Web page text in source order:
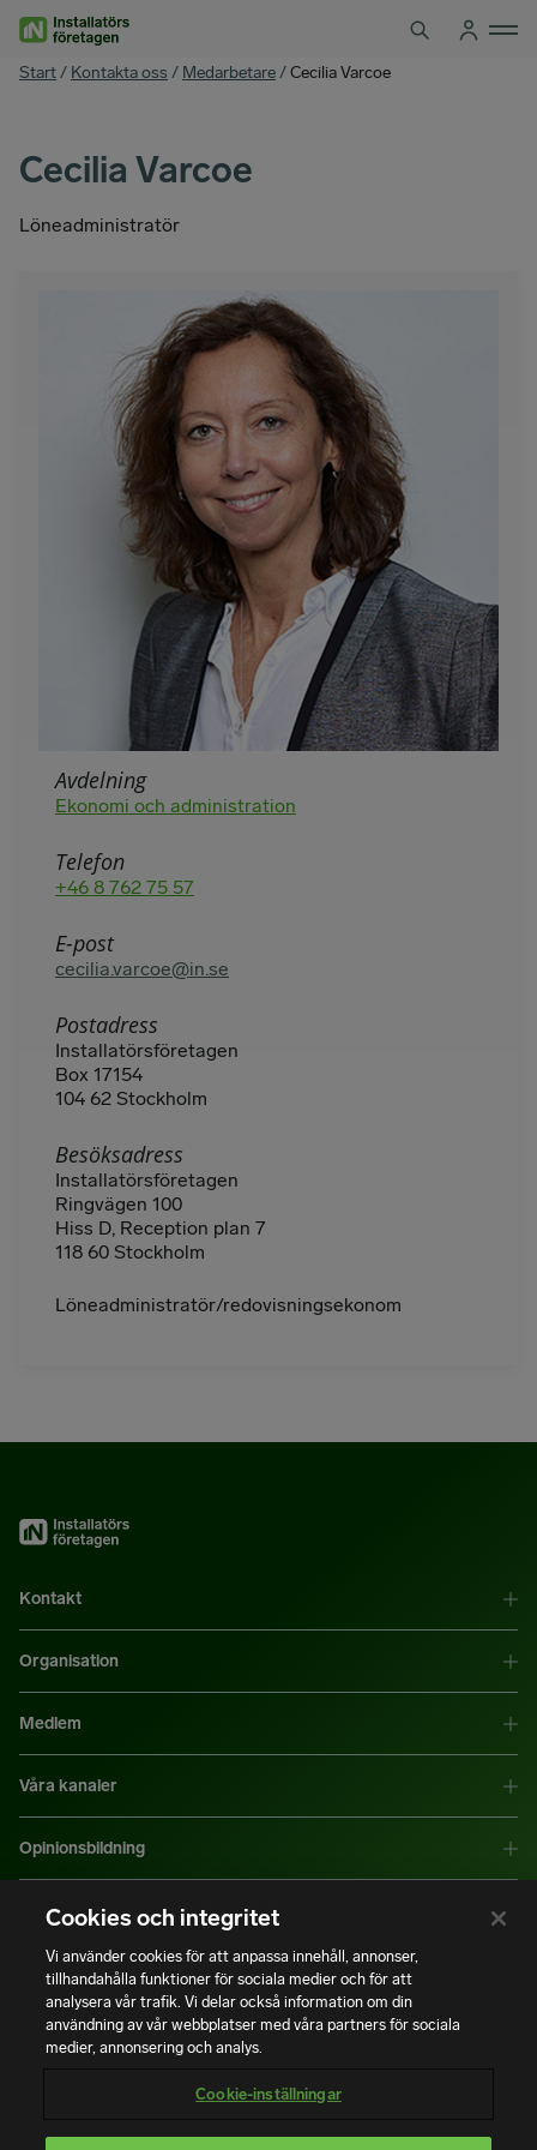
You
Start/ Kontakta oss / Medarbetare/Cecilia Varcoe
Cecilia Varcoe
Löneadministratör
Avdelning
Ekonomi och administration
Telefon
+46 8 762 75 57
E-post
cecilia.varcoe@in.se
Postadress
Installatörsföretagen
Box 17154
104 62 Stockholm
Besöksadress
Installatörsföretagen
Ringvägen 100
Hiss D, Reception plan 7
118 60 Stockholm
Löneadministratör/redovisningsekonom
Kontakt
Organisation
Medlem
Våra kanaler
Opinionsbildning
Mer information
Copyright © Installatörsföretagen. Alla rättigheter förbehålls.
Integritetspolicy | Användning av cookies | Bli medlem
Cookies och integritet
Vi använder cookies för att anpassa innehåll, annonser,
tillhandahålla funktioner för sociala medier och för att
analysera vår trafik. Vi delar också information om din
användning av vår webbplatser med våra partners för sociala
medier, annonsering och analys.
Cookie-inställningar